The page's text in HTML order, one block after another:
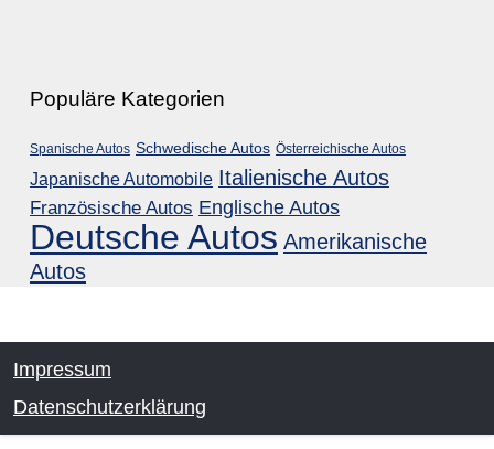
Populäre Kategorien
Spanische Autos Schwedische Autos Österreichische Autos
Japanische Automobile Italienische Autos
Französische Autos Englische Autos
Deutsche Autos Amerikanische
Autos
Impressum
Datenschutzerklärung